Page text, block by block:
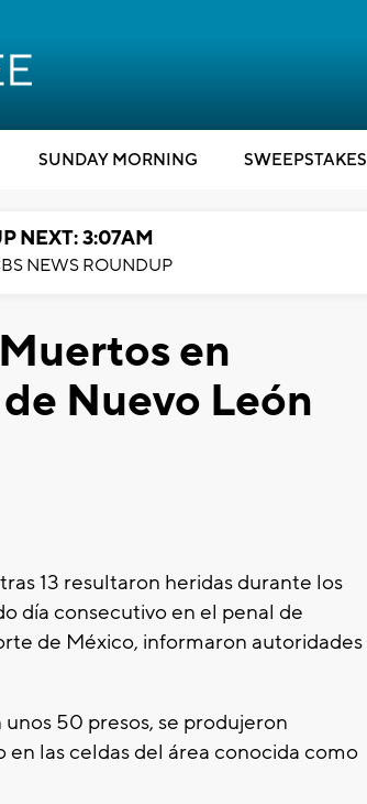
SUNDAY MORNING SWEEPSTAKES
NEXT: 3:07AM
NEWS ROUNDUP
en
Nuevo León
13 resultaron heridas durante los
día consecutivo en el penal de
de México, informaron autoridades
50 presos, se produjeron
las celdas del área conocida como